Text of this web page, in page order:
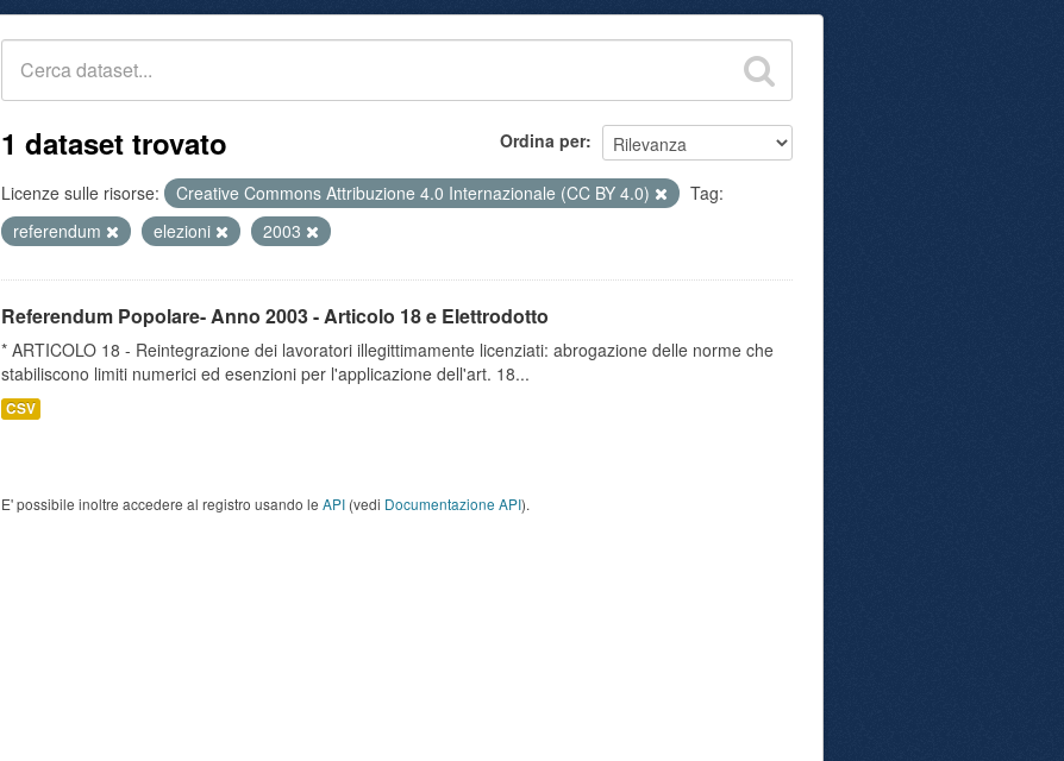
Ordina per
1 dataset trovato
Licenze sulle risorse: Creative Commons Attribuzione 4.0 Internazionale (CC BY 4.0)
Tag:
referendum
elezioni 2003
Referendum Popolare- Anno 2003 - Articolo 18 e Elettrodotto
* ARTICOLO 18 - Reintegrazione dei lavoratori illegittimamente licenziati: abrogazione delle norme che
stabiliscono limiti numerici ed esenzioni per l'applicazione dell'art. 18...
CSV
E' possibile inoltre accedere al registro usando le API (vedi Documentazione API).